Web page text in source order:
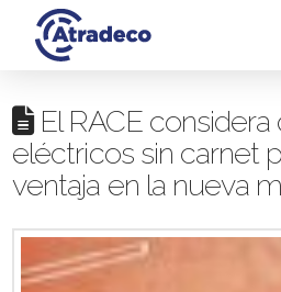
El RACE
eléctricos sin carnet
ventaja en la nueva